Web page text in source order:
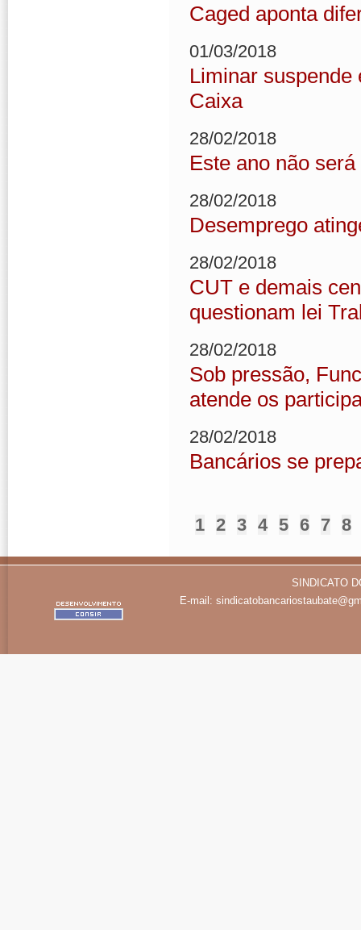
Caged aponta
01/03/2018
Liminar suspende
Caixa
28/02/2018
Este ano não
28/02/2018
Desemprego
28/02/2018
CUT e demais
questionam lei
28/02/2018
Sob pressão,
atende os
28/02/2018
Bancários se
1 2 3 4 5 6 7 8
SINDICATO
E-mail: